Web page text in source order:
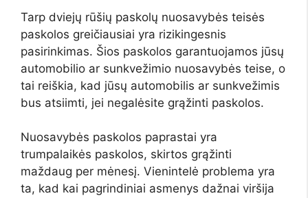
Tarp dviejų rūšių paskolų nuosavybės teisės
paskolos greičiausiai yra rizikingesnis
pasirinkimas. Šios paskolos garantuojamos jūsų
automobilio ar sunkvežimio nuosavybės teise, o
tai reiškia, kad jūsų automobilis ar sunkvežimis
bus atsiimti, jei negalėsite grąžinti paskolos.
Nuosavybės paskolos paprastai yra
trumpalaikės paskolos, skirtos grąžinti
maždaug per mėnesį. Vienintelė problema yra
ta, kad kai pagrindiniai asmenys dažnai viršija